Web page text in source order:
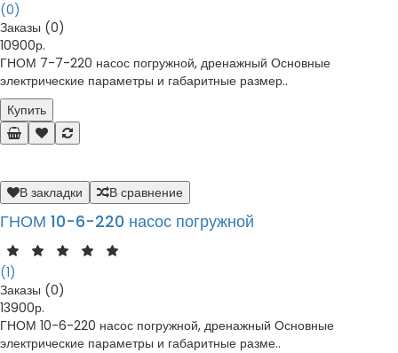
(0)
Заказы (0)
10900р.
ГНОМ 7-7-220 насос погружной, дренажный Основные
электрические параметры и габаритные размер..
Купить
В закладки В сравнение
ГНОМ 10-6-220 насос погружной
(1)
Заказы (0)
13900р.
ГНОМ 10-6-220 насос погружной, дренажный Основные
электрические параметры и габаритные разме..